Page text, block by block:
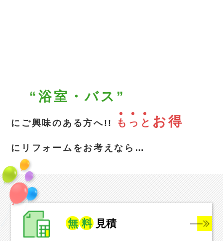
“浴室・バス”
にご興味のある方へ!! も っ と お得
にリフォームをお考えなら…
無 料 見積